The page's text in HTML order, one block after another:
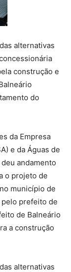
alternativas
construção e
do
da Empresa
e da Águas de
andamento
o projeto de
município de
pelo prefeito de
de Balneário
a construção
alternativas